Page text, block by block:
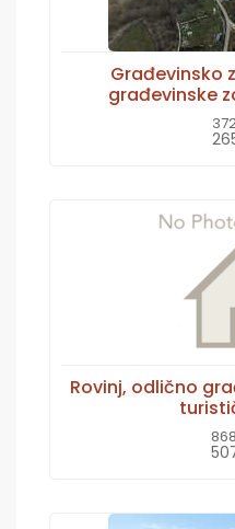
Građevinsko
građevinske
Rovinj, odlično